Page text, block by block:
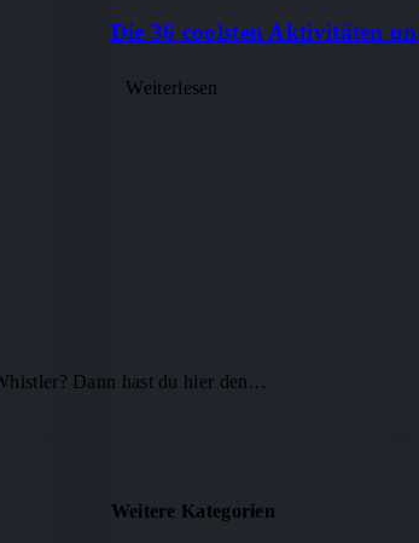
Die 36 coolsten Aktivitäten
Weiterlesen
Weitere Kategorien
Dann hast du hier den…